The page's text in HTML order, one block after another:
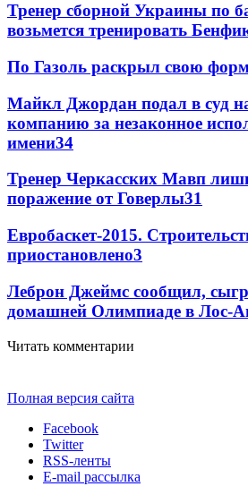
Тренер сборной Украины по
возьмется тренировать
По Газоль раскрыл свою
Майкл Джордан подал в суд
компанию за незаконное
имени34
Тренер Черкасских Мавп
поражение от Говерлы31
Евробаскет-2015.
приостановлено3
Леброн Джеймс сообщил,
домашней Олимпиаде в Лос-
Читать комментарии
Полная версия сайта
Facebook
Twitter
RSS-ленты
E-mail рассылка